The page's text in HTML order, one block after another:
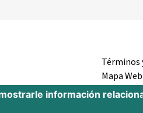
Términos
Mapa Web
información